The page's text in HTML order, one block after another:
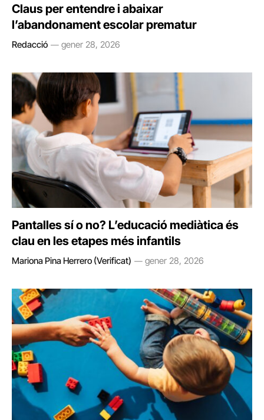
Claus per entendre i abaixar
l’abandonament escolar prematur
Redacció gener 28, 2026
Pantalles sí o no? L’educació mediàtica és
clau en les etapes més infantils
Mariona Pina Herrero (Verificat) gener 28, 2026